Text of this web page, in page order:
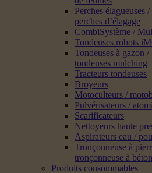
Perches élagueuses /
perches d’élagage
CombiSystème /
Tondeuses robots
Tondeuses à gazon /
tondeuses mulching
Tracteurs tondeuses
Broyeurs
Motoculteurs /
Pulvérisateurs /
Scarificateurs
Nettoyeurs haute
Aspirateurs eau /
Tronçonneuse à
tronçonneuse à béton
Produits consommables